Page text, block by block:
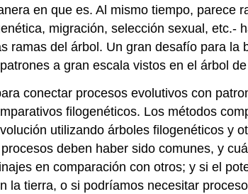
en que es. Al mismo tiempo,
migración, selección sexual,
ramas del árbol. Un gran desafío para
a gran escala vistos en el árbol
conectar procesos evolutivos con
filogenéticos. Los métodos
utilizando árboles filogenéticos y
deben haber sido comunes, y
en comparación con otros; y si el
la tierra, o si podríamos necesitar